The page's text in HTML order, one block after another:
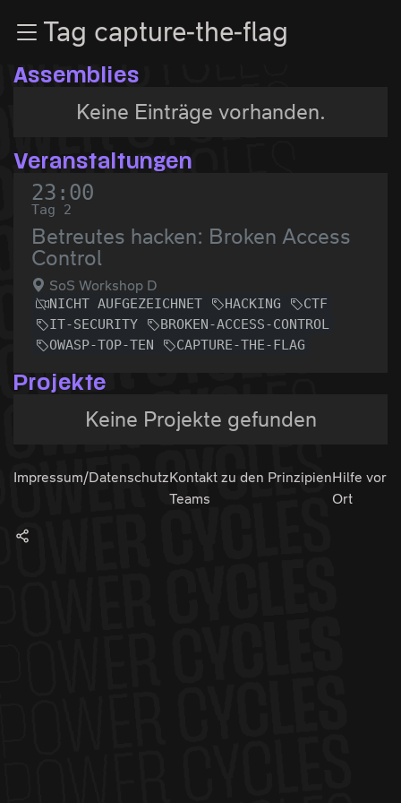
Zum InhaltTag capture-the-flag
Assemblies
Keine Einträge vorhanden.
Veranstaltungen
23:00
Tag 2
Betreutes hacken: Broken Access
Control
SoS Workshop D
NICHT AUFGEZEICHNET HACKING
CTF
IT-SECURITY
BROKEN-ACCESS-CONTROL
OWASP-TOP-TEN
CAPTURE-THE-FLAG
Projekte
Keine Projekte gefunden
Impressum/DatenschutzKontakt zu den
Teams
PrinzipienHilfe vor
Ort